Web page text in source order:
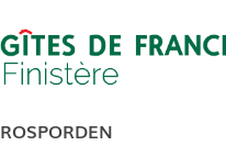
ROSPORDEN